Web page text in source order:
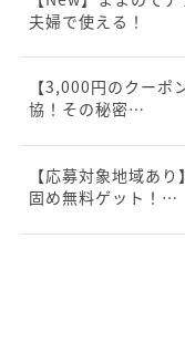
夫婦で使える！
【3,000円のクーポ
協！その秘密…
【応募対象地域あ
固め無料ゲット！…